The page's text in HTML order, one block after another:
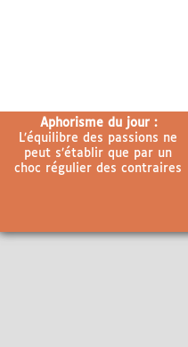
Aphorisme du jour :
L’équilibre des passions ne
peut s’établir que par un
choc régulier des contraires